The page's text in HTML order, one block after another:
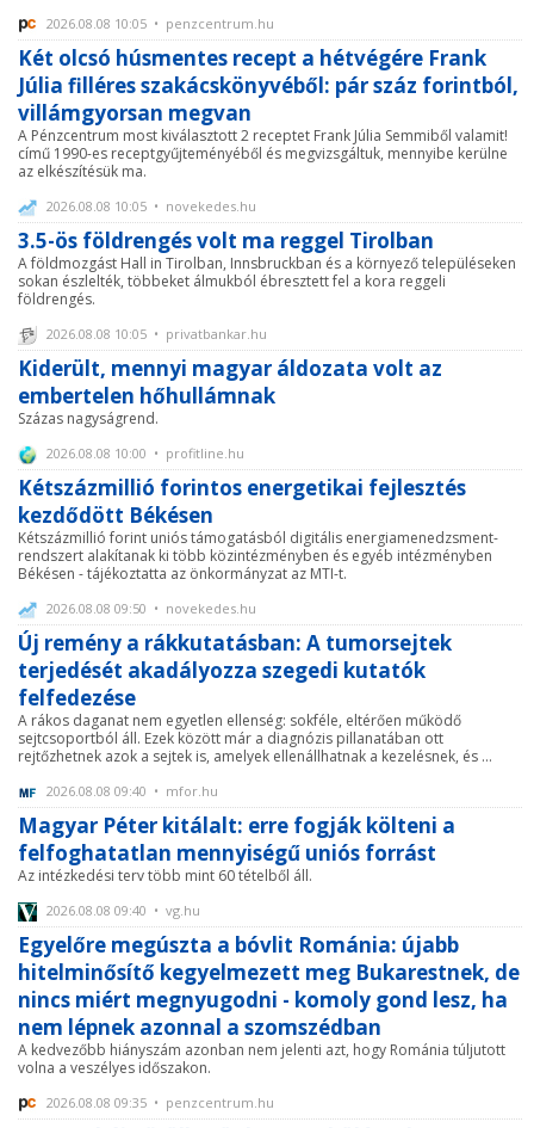
2026.08.08 10:05 • penzcentrum.hu
Két olcsó húsmentes recept a hétvégére Frank
Júlia filléres szakácskönyvéből: pár száz forintból,
villámgyorsan megvan
A Pénzcentrum most kiválasztott 2 receptet Frank Júlia Semmiből valamit!
című 1990-es receptgyűjteményéből és megvizsgáltuk, mennyibe kerülne
az elkészítésük ma.
2026.08.08 10:05 • novekedes.hu
3.5-ös földrengés volt ma reggel Tirolban
A földmozgást Hall in Tirolban, Innsbruckban és a környező településeken
sokan észlelték, többeket álmukból ébresztett fel a kora reggeli
földrengés.
2026.08.08 10:05 • privatbankar.hu
Kiderült, mennyi magyar áldozata volt az
embertelen hőhullámnak
Százas nagyságrend.
2026.08.08 10:00 • profitline.hu
Kétszázmillió forintos energetikai fejlesztés
kezdődött Békésen
Kétszázmillió forint uniós támogatásból digitális energiamenedzsment-
rendszert alakítanak ki több közintézményben és egyéb intézményben
Békésen - tájékoztatta az önkormányzat az MTI-t.
2026.08.08 09:50 • novekedes.hu
Új remény a rákkutatásban: A tumorsejtek
terjedését akadályozza szegedi kutatók
felfedezése
A rákos daganat nem egyetlen ellenség: sokféle, eltérően működő
sejtcsoportból áll. Ezek között már a diagnózis pillanatában ott
rejtőzhetnek azok a sejtek is, amelyek ellenállhatnak a kezelésnek, és ...
2026.08.08 09:40 • mfor.hu
Magyar Péter kitálalt: erre fogják költeni a
felfoghatatlan mennyiségű uniós forrást
Az intézkedési terv több mint 60 tételből áll.
2026.08.08 09:40 • vg.hu
Egyelőre megúszta a bóvlit Románia: újabb
hitelminősítő kegyelmezett meg Bukarestnek, de
nincs miért megnyugodni - komoly gond lesz, ha
nem lépnek azonnal a szomszédban
A kedvezőbb hiányszám azonban nem jelenti azt, hogy Románia túljutott
volna a veszélyes időszakon.
2026.08.08 09:35 • penzcentrum.hu